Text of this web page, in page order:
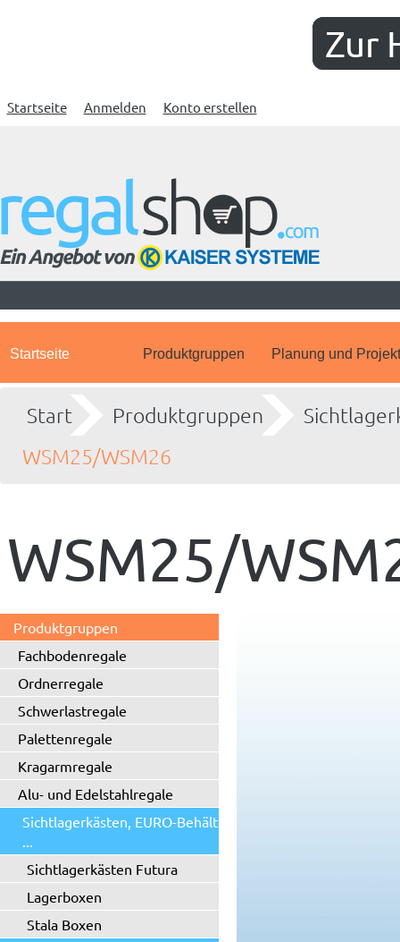
Zur
Startseite Anmelden Konto erstellen
Startseite Produktgruppen Planung und
Start Produktgruppen
WSM25/WSM26
WSM25/
Produktgruppen
Fachbodenregale
Ordnerregale
Schwerlastregale
Palettenregale
Kragarmregale
Alu- und Edelstahlregale
Sichtlagerkästen, EURO-Behälter
...
Sichtlagerkästen Futura
Lagerboxen
Stala Boxen